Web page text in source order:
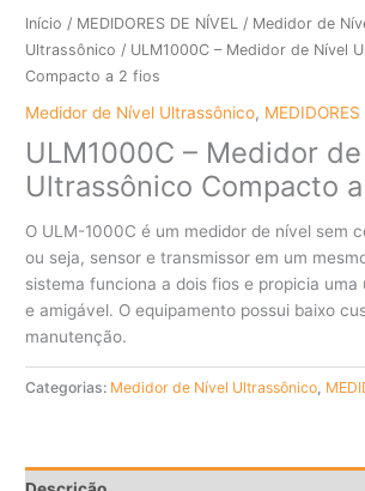
Início / MEDIDORES DE NÍVEL / Medidor de
Ultrassônico / ULM1000C – Medidor de Nível
Compacto a 2 fios
Medidor de Nível Ultrassônico, MEDIDORES
ULM1000C – Medidor
Ultrassônico Compacto
O ULM-1000C é um medidor de nível sem
ou seja, sensor e transmissor em um
sistema funciona a dois fios e propicia uma
e amigável. O equipamento possui baixo
manutenção.
Categorias: Medidor de Nível Ultrassônico,